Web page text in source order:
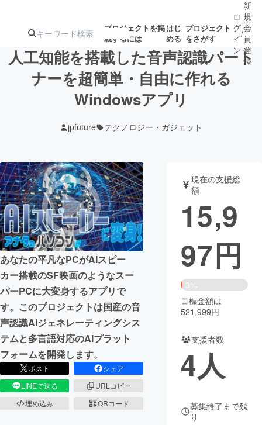
プロジェクトを掲
載するには
はじ
める
プロジェクト
をさがす
注目のリ 注目の新着プロ募集終了が近いプ
テクノロジー・ガジェット
映像・映画 書籍・雑誌
ビジネス・起業 チャレンジ
まちづくり・地域活性化
CAMPFIRE for Social Good
CAMPFIRE Creation
CAMPFIREふるさと納税
コミュニティ
ロ
グ
イ
ン
/
新
規
会
員
登
録
人工知能を搭載した音声認識パート
ナーを超簡単・自由に作れる
Windowsアプリ
jpfuture テクノロジー・ガジェット
あなたの平凡なPCがAIスピー
カー搭載のSF映画のようなスー
パーPCに大変身するアプリで
す。このプロジェクトは国産の音
声認識AIジェネレーティングシス
テムと多言語対応のAIプラット
フォームを開発します。
ポスト
シェア
LINEで送る
URLコピー
埋め込み
QRコード
現在の支援総
額
15,9
97円
3%
目標金額は
521,999円
支援者数
4人
募集終了まで残
り